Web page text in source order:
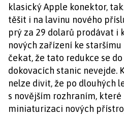
klasický Apple konektor,
těšit i na lavinu nového
prý za 29 dolarů prodávat i
nových zařízení ke
čekat, že tato redukce se
dokovacích stanic nevejde.
nelze divit, že po dlouhých
s novějším rozhraním, které
miniaturizaci nových